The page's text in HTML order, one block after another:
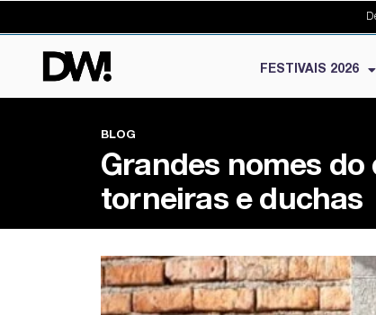
FESTIVAIS 2026
BLOG
Grandes nomes
torneiras e duchas